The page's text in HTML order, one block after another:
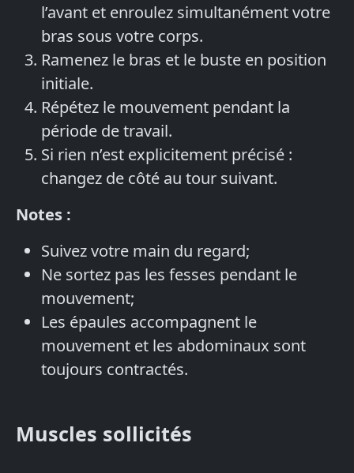
l’avant et enroulez simultanément votre
bras sous votre corps.
Ramenez le bras et le buste en position
initiale.
Répétez le mouvement pendant la
période de travail.
Si rien n’est explicitement précisé :
changez de côté au tour suivant.
Notes :
Suivez votre main du regard;
Ne sortez pas les fesses pendant le
mouvement;
Les épaules accompagnent le
mouvement et les abdominaux sont
toujours contractés.
Muscles sollicités